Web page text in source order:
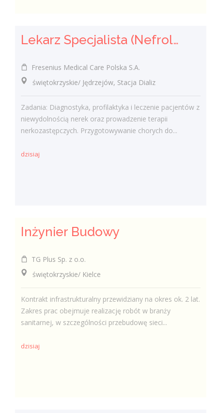
Lekarz Specjalista (Nefrolog / Internista) (K/M/N)
Fresenius Medical Care Polska S.A.
świętokrzyskie/ Jędrzejów, Stacja Dializ
Zadania: Diagnostyka, profilaktyka i leczenie pacjentów z
niewydolnością nerek oraz prowadzenie terapii
nerkozastępczych. Przygotowywanie chorych do...
dzisiaj
Inżynier Budowy
TG Plus Sp. z o.o.
świętokrzyskie/ Kielce
Kontrakt infrastrukturalny przewidziany na okres ok. 2 lat.
Zakres prac obejmuje realizację robót w branży
sanitarnej, w szczególności przebudowę sieci...
dzisiaj